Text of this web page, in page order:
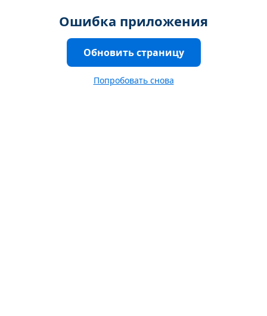
Ошибка приложения
Обновить страницу
Попробовать снова